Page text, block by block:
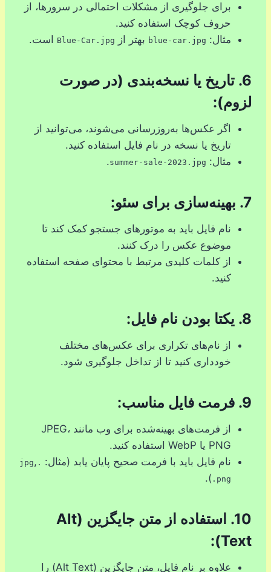
برای جلوگیری از مشکلات احتمالی در سرورها، از
حروف کوچک استفاده کنید.
مثال: blue-car.jpg بهتر از Blue-Car.jpg است.
6. تاریخ یا نسخه‌بندی (در صورت
لزوم):
اگر عکس‌ها به‌روزرسانی می‌شوند، می‌توانید از
تاریخ یا نسخه در نام فایل استفاده کنید.
مثال: summer-sale-2023.jpg
.
7. بهینه‌سازی برای سئو:
نام فایل باید به موتورهای جستجو کمک کند تا
موضوع عکس را درک کنند.
از کلمات کلیدی مرتبط با محتوای صفحه استفاده
کنید.
8. یکتا بودن نام فایل:
از نام‌های تکراری برای عکس‌های مختلف
خودداری کنید تا از تداخل جلوگیری شود.
9. فرمت فایل مناسب:
از فرمت‌های بهینه‌شده برای وب مانند JPEG،
PNG یا WebP استفاده کنید.
نام فایل باید با فرمت صحیح پایان یابد (مثال: .jpg
,
.png
).
10.
استفاده از متن جایگزین (Alt
Text):
علاوه بر نام فایل، متن جایگزین (Alt Text) را